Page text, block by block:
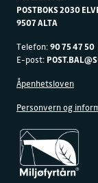
POSTBOKS 2030
9507 ALTA
Telefon:90 75 47 50
E-post:
Åpenhetsloven
Personvern og